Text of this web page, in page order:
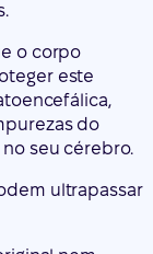
o corpo
este
do
seu cérebro.
ultrapassar